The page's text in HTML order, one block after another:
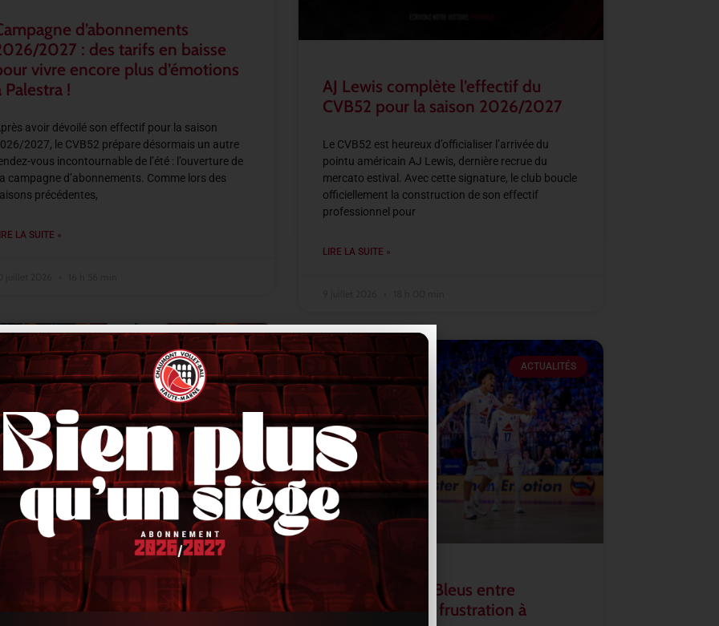
d’abonnements
2027 : des tarifs en baisse
vivre encore plus d’émotions
Palestra !
avoir dévoilé son effectif pour la saison
2027, le CVB52 prépare désormais un autre
vous incontournable de l’été : l’ouverture de
campagne d’abonnements. Comme lors des
précédentes,
LA SUITE »
AJ Lewis complète l’effectif du
CVB52 pour la saison 2026/2027
Le CVB52 est heureux d’officialiser l’arrivée du
pointu américain AJ Lewis, dernière recrue du
mercato estival. Avec cette signature, le club boucle
officiellement la construction de son effectif
professionnel pour
LIRE LA SUITE »
ACTUALITÉS
en finale, Stetka en or,
Liberman en bronze
ACTUALITÉS
VNL 2026 : les Bleus entre
confirmation et frustration à